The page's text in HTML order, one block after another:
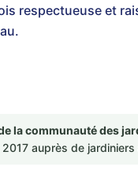
respectueuse et
la communauté des
auprès de